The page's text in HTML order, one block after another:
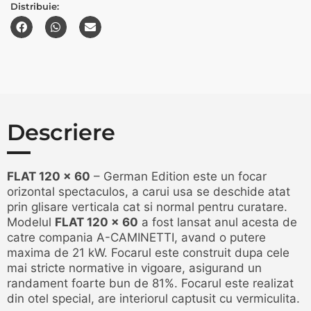
Distribuie:
Descriere
FLAT 120 x 60 – German Edition este un focar
orizontal spectaculos, a carui usa se deschide atat
prin glisare verticala cat si normal pentru curatare.
Modelul FLAT 120 x 60 a fost lansat anul acesta de
catre compania A-CAMINETTI, avand o putere
maxima de 21 kW. Focarul este construit dupa cele
mai stricte normative in vigoare, asigurand un
randament foarte bun de 81%. Focarul este realizat
din otel special, are interiorul captusit cu vermiculita.